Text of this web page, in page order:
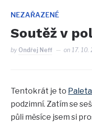
NAVIGATION
NEZAŘAZENÉ
Soutěž v
by Ondřej Neff on17. 10.
Tentokrát je to
podzimní. Zatím se
půli měsíce jsem si